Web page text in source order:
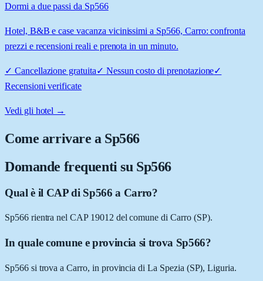
Dormi a due passi da Sp566
Hotel, B&B e case vacanza vicinissimi a Sp566, Carro: confronta
prezzi e recensioni reali e prenota in un minuto.
✓ Cancellazione gratuita✓ Nessun costo di prenotazione✓
Recensioni verificate
Vedi gli hotel →
Come arrivare a Sp566
Domande frequenti su Sp566
Qual è il CAP di Sp566 a Carro?
Sp566 rientra nel CAP 19012 del comune di Carro (SP).
In quale comune e provincia si trova Sp566?
Sp566 si trova a Carro, in provincia di La Spezia (SP), Liguria.